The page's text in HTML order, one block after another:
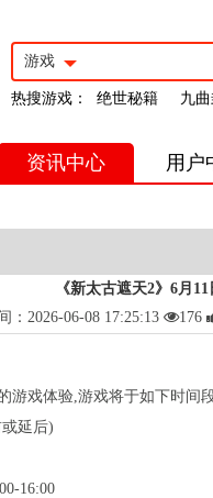
游戏
热搜游戏： 绝世秘籍 九
资讯中心 用户
《新太古遮天2》6月
：2026-06-08 17:25:13
176
戏体验,游戏将于如下时间
延后)
16:00